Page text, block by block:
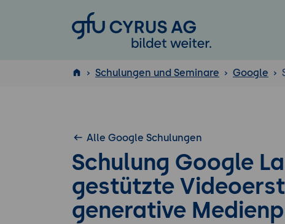
GFU Cyrus AG
ISTQB
Schulungen und Seminare Google
Alle Google Schulungen
Schulung Google
gestützte
generative